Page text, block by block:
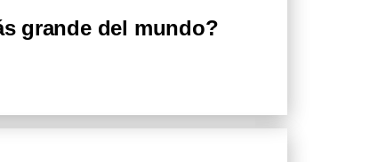
grande del mundo?